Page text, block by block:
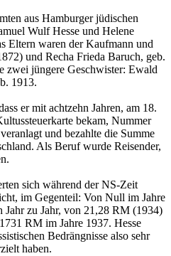
aus Hamburger jüdischen
Wulf Hesse und Helene
Eltern waren der Kaufmann und
und Recha Frieda Baruch, geb.
zwei jüngere Geschwister: Ewald
1913.
er mit achtzehn Jahren, am 18.
bekam, Nummer
und bezahlte die Summe
Als Beruf wurde Reisender,
sich während der NS-Zeit
im Gegenteil: Von Null im Jahre
Jahr zu Jahr, von 21,28 RM (1934)
RM im Jahre 1937. Hesse
Bedrängnisse also sehr
haben.